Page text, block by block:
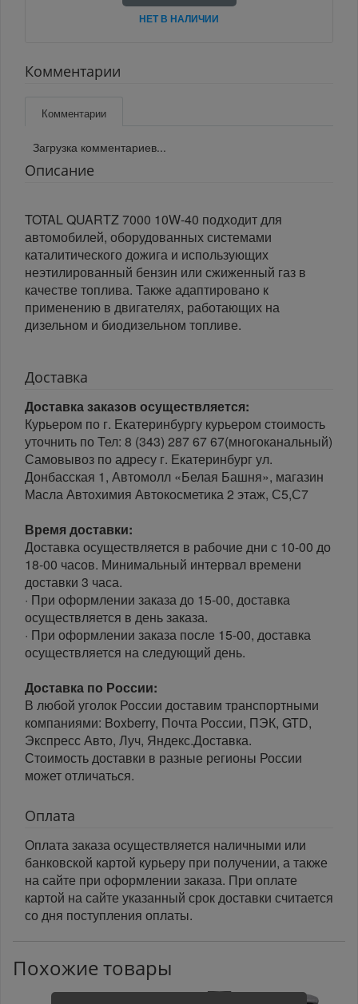
НЕТ В НАЛИЧИИ
Комментарии
Комментарии
Загрузка комментариев...
Описание
TOTAL QUARTZ 7000 10W-40 подходит для
автомобилей, оборудованных системами
каталитического дожига и использующих
неэтилированный бензин или сжиженный газ в
качестве топлива. Также адаптировано к
применению в двигателях, работающих на
дизельном и биодизельном топливе.
Доставка
Доставка заказов осуществляется:
Курьером по г. Екатеринбургу курьером стоимость
уточнить по Тел: 8 (343) 287 67 67(многоканальный)
Самовывоз по адресу г. Екатеринбург ул.
Донбасская 1, Автомолл «Белая Башня», магазин
Масла Автохимия Автокосметика 2 этаж, С5,С7
Время доставки:
Доставка осуществляется в рабочие дни с 10-00 до
18-00 часов. Минимальный интервал времени
доставки 3 часа.
· При оформлении заказа до 15-00, доставка
осуществляется в день заказа.
· При оформлении заказа после 15-00, доставка
осуществляется на следующий день.
Доставка по России:
В любой уголок России доставим транспортными
компаниями: Boxberry, Почта России, ПЭК, GTD,
Экспресс Авто, Луч, Яндекс.Доставка.
Стоимость доставки в разные регионы России
может отличаться.
Оплата
Оплата заказа осуществляется наличными или
банковской картой курьеру при получении, а также
на сайте при оформлении заказа. При оплате
картой на сайте указанный срок доставки считается
со дня поступления оплаты.
Похожие товары